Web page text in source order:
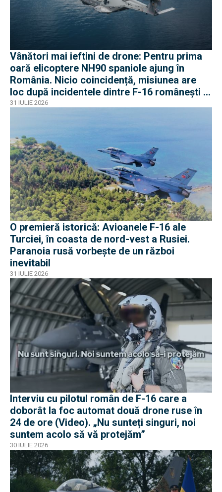
Vânători mai ieftini de drone: Pentru prima
oară elicoptere NH90 spaniole ajung în
România. Nicio coincidență, misiunea are
loc după incidentele dintre F-16 românești și
dronele ruse
31 IULIE 2026
O premieră istorică: Avioanele F-16 ale
Turciei, în coasta de nord-vest a Rusiei.
Paranoia rusă vorbește de un război
inevitabil
31 IULIE 2026
Interviu cu pilotul român de F-16 care a
doborât la foc automat două drone ruse în
24 de ore (Video). „Nu sunteți singuri, noi
suntem acolo să vă protejăm”
30 IULIE 2026